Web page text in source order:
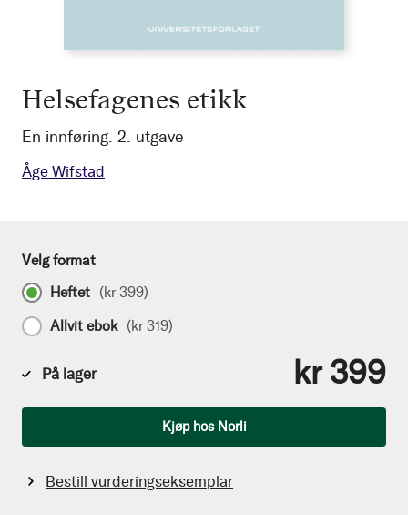
Helsefagenes etikk
En innføring. 2. utgave
Åge Wifstad
Velg format
Heftet (kr 399)
Allvit ebok (kr 319)
På lager kr 399
Kjøp hos Norli
Bestill vurderingseksemplar